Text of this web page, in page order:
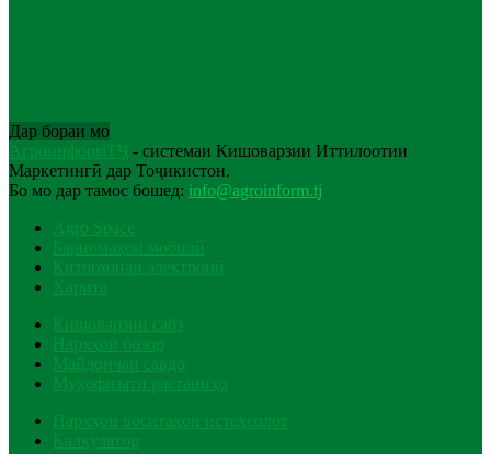
Дар бораи мо
АгроинформТҶ - системаи Кишоварзии Иттилоотии
Маркетингӣ дар Тоҷикистон.
Бо мо дар тамос бошед: info@agroinform.tj
Agro Space
Барномаҳои мобилӣ
Китобхонаи электронӣ
Харита
Кишоварзии сабз
Нархҳои бозор
Майдончаи савдо
Муҳофизати растаниҳо
Нархҳои воситаҳои истеҳсолот
Калкулятор